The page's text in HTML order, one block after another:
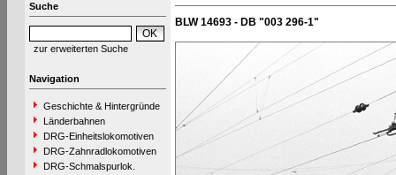
Suche
zur erweiterten Suche
Navigation
Geschichte & Hintergründe
Länderbahnen
DRG-Einheitslokomotiven
DRG-Zahnradlokomotiven
DRG-Schmalspurlok.
BLW 14693 - DB "003 296-1"